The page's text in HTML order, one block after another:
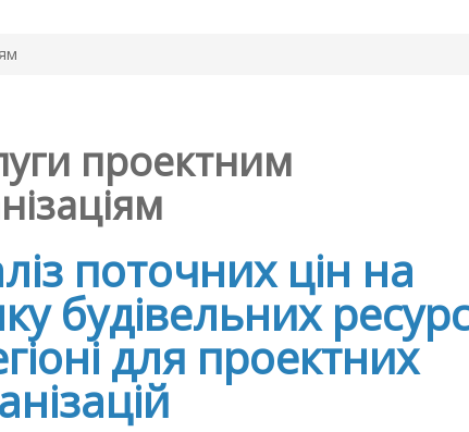
проектним
поточних цін на
будівельних
для проектних